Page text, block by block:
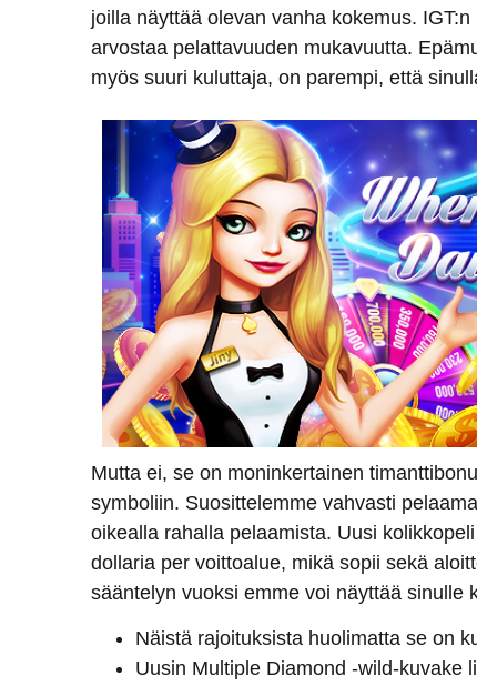
joilla näyttää olevan vanha kokemus.
arvostaa pelattavuuden mukavuutta.
myös suuri kuluttaja, on parempi, että
Mutta ei, se on moninkertainen
symboliin. Suosittelemme vahvasti
oikealla rahalla pelaamista. Uusi
dollaria per voittoalue, mikä sopii sekä
sääntelyn vuoksi emme voi näyttää sinulle
Näistä rajoituksista huolimatta se on
Uusin Multiple Diamond -wild-kuvake